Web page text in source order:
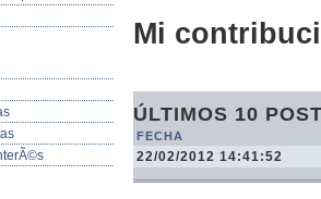
Mi
ÚLTIMOS 10
FECHA
22/02/2012 14:41:52